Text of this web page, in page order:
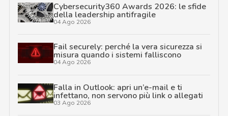
Cybersecurity360 Awards 2026: le sfide
della leadership antifragile
04 Ago 2026
Fail securely: perché la vera sicurezza si
misura quando i sistemi falliscono
04 Ago 2026
Falla in Outlook: apri un’e-mail e ti
infettano, non servono più link o allegati
03 Ago 2026